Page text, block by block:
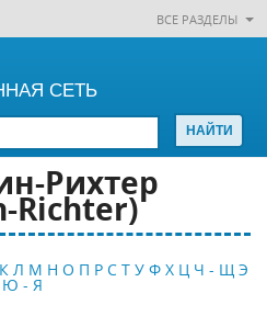
ВСЕ РАЗДЕЛЫ
СЕТЬ
Рихтер
Richter)
К Л М Н О П Р С Т У Ф Х Ц Ч - Щ Э
Ю - Я